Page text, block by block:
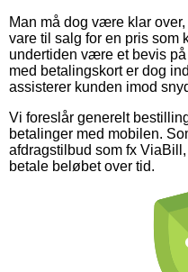
Man må dog være klar
vare til salg for en pris som
undertiden være et bevis
med betalingskort er dog
assisterer kunden imod
Vi foreslår generelt
betalinger med mobilen.
afdragstilbud som fx
betale beløbet over tid.